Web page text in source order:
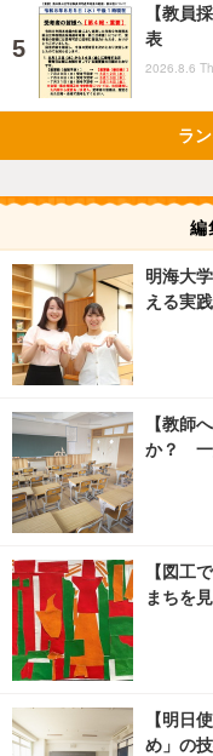
【教員
表
2026.8.6
ラ
編
明海大
える実
【教師
か？ 一
【図工
まちを
【明日
め」の